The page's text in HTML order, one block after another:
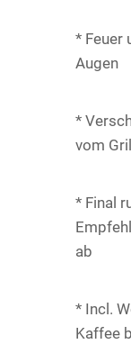
* Feuer
Augen
*
vom
* Final
ab
* Incl.
Kaffee